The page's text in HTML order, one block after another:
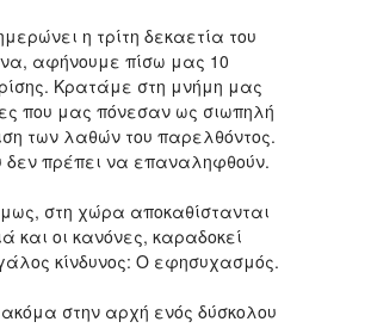
η τρίτη δεκαετία του
αφήνουμε πίσω μας 10
Κρατάμε στη μνήμη μας
που μας πόνεσαν ως σιωπηλή
των λαθών του παρελθόντος.
δεν πρέπει να επαναληφθούν.
στη χώρα αποκαθίστανται
και οι κανόνες, καραδοκεί
κίνδυνος: Ο εφησυχασμός.
στην αρχή ενός δύσκολου